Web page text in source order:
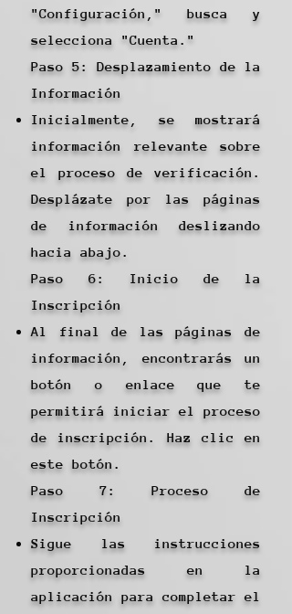
"Configuración," busca y
selecciona "Cuenta."
Paso 5: Desplazamiento de la
Información
Inicialmente, se mostrará
información relevante sobre
el proceso de verificación.
Desplázate por las páginas
de información deslizando
hacia abajo.
Paso 6: Inicio de la
Inscripción
Al final de las páginas de
información, encontrarás un
botón o enlace que te
permitirá iniciar el proceso
de inscripción. Haz clic en
este botón.
Paso 7: Proceso de
Inscripción
Sigue las instrucciones
proporcionadas en la
aplicación para completar el